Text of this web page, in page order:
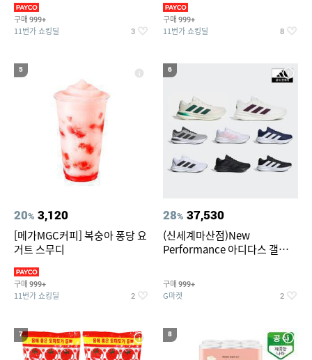
구매 999+
11번가 쇼킹딜 3
구매 999+
11번가 쇼킹딜 8
5
20% 3,120
[메가MGC커피] 복숭아 퐁당 요
거트 스무디
구매 999+
11번가 쇼킹딜 2
6
28% 37,530
(신세계마산점)New
Performance 아디다스 갤럭시
구매 999+
G마켓 2
7 8